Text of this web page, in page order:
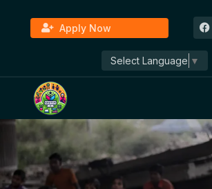
Apply Now
Select Language ▼